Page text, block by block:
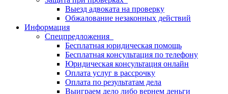
Выезд адвоката на проверку
Обжалование незаконных действий
Информация
Спецпредложения
Бесплатная юридическая помощь
Бесплатная консультация по телефону
Юридическая консультация онлайн
Оплата услуг в рассрочку
Оплата по результатам дела
Выиграем дело либо вернем деньги